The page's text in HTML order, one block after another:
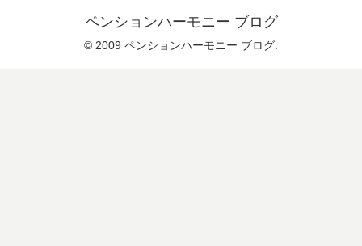
ペンションハーモニー ブログ
© 2009 ペンションハーモニー ブログ.